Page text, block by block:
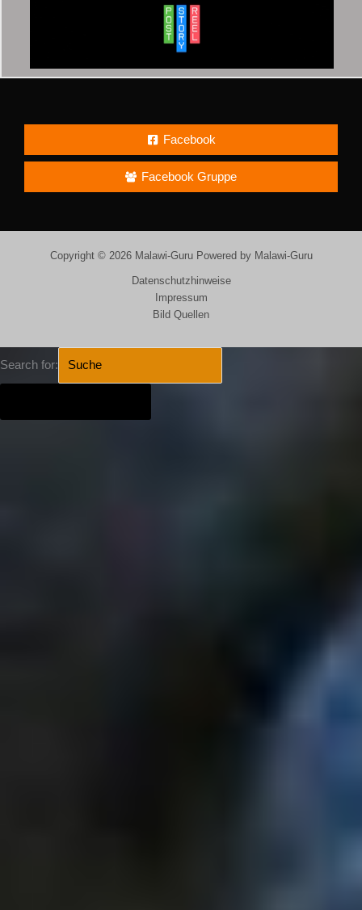
Facebook
Facebook Gruppe
Copyright © 2026 Malawi-Guru Powered by Malawi-Guru
Datenschutzhinweise
Impressum
Bild Quellen
Search for: